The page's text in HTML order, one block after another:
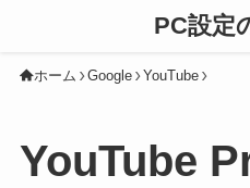
PC設定
ホーム Google YouTube
YouTube